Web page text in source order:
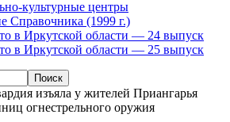
культурные центры
Справочника (1999 г.)
в Иркутской области — 24 выпуск
в Иркутской области — 25 выпуск
изъяла у жителей Приангарья
огнестрельного оружия